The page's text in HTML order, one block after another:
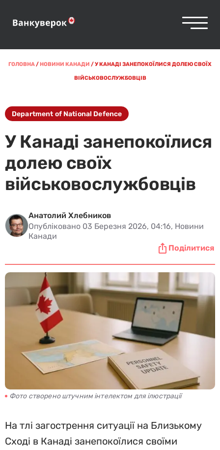
ГОЛОВНА/НОВИНИ КАНАДИ /У КАНАДІ ЗАНЕПОКОЇЛИСЯ ДОЛЕЮ СВОЇХ
ВІЙСЬКОВОСЛУЖБОВЦІВ
Department of National Defence
У Канаді занепокоїлися
долею своїх
військовослужбовців
Анатолий Хлебников
Опубліковано 03 Березня 2026, 04:16, Новини
Канади
Поділитися
Фото створено штучним інтелектом для ілюстрації
На тлі загострення ситуації на Близькому
Сході в Канаді занепокоїлися своїми